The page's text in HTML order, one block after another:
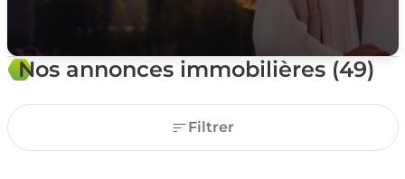
Nos annonces immobilières (49)
Filtrer